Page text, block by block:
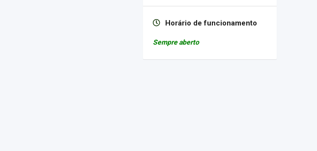
Horário de funcionamento
Sempre aberto